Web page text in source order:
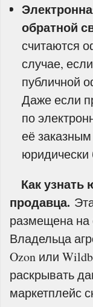
обратной
считаются
случае,
публичной
Даже если
по
её
юридически
Как узнать
продавца.
размещена на
Владельца
Ozon или
раскрывать
маркетплейс